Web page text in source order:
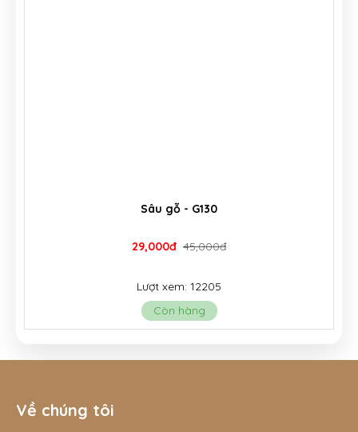
Sâu gỗ - G130
29,000đ 45,000đ
Lượt xem: 12205
Còn hàng
Về chúng tôi